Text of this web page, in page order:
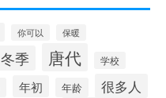
你可以 保暖
冬季 唐代 学校
年初 年龄 很多人